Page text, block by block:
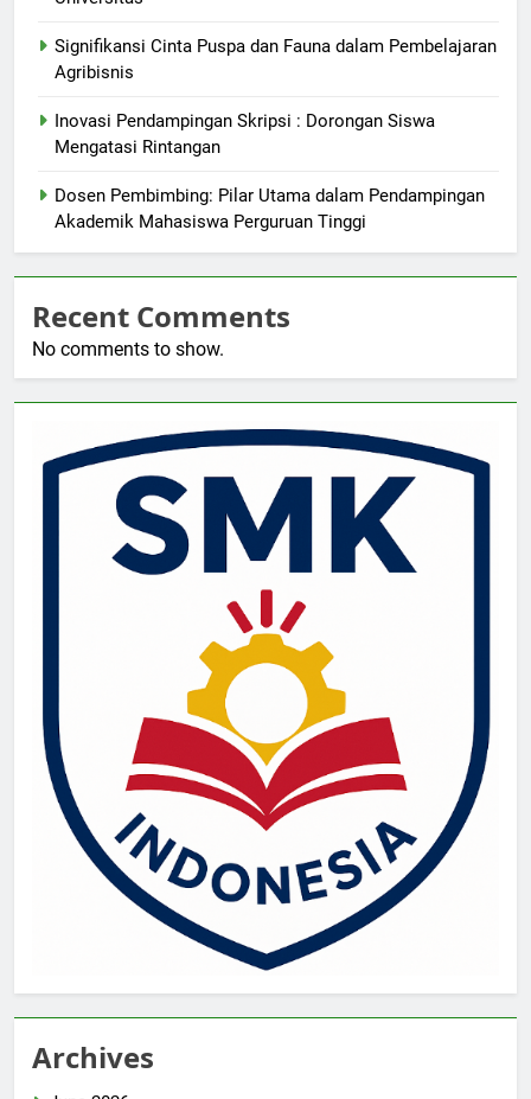
Signifikansi Cinta Puspa dan Fauna dalam Pembelajaran
Agribisnis
Inovasi Pendampingan Skripsi : Dorongan Siswa
Mengatasi Rintangan
Dosen Pembimbing: Pilar Utama dalam Pendampingan
Akademik Mahasiswa Perguruan Tinggi
Recent Comments
No comments to show.
Archives